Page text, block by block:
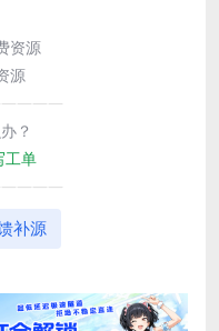
资源
源
？
工单
补源